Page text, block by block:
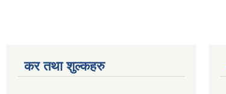
कर तथा शुल्कहरु